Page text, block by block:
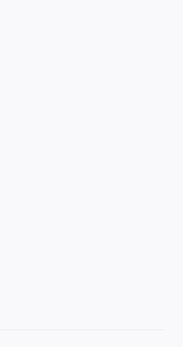
機)
數位IP通訊系統